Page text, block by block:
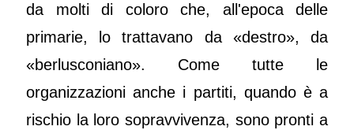
da molti di coloro che, all'epoca delle
primarie, lo trattavano da «destro», da
«berlusconiano». Come tutte le
organizzazioni anche i partiti, quando è a
rischio la loro sopravvivenza, sono pronti a